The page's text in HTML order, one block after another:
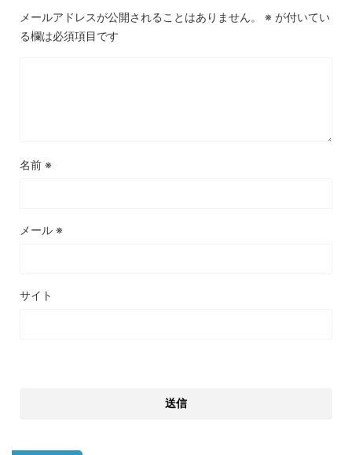
メールアドレスが公開されることはありません。 ※ が付いてい
る欄は必須項目です
名前 ※
メール ※
サイト